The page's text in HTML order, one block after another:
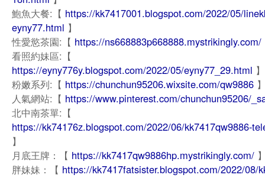
鮑魚大餐:【 https://kk7417001.blogspot.com/2022/05/
eyny77.html 】
性愛慾茶園:【 https://ns668883p668888.mystrikingly.com/
看照約妹區:【
https://eyny776y.blogspot.com/2022/05/eyny77_29.html 】
粉嫩系列:【 https://chunchun95206.wixsite.com/qw9886
人氣網站:【 https://www.pinterest.com/chunchun95206/
北中南茶單:【
https://kk74176z.blogspot.com/2022/06/kk7417qw9886-
】
月底王牌：【 https://kk7417qw9886hp.mystrikingly.com/
胖妹妹：【 https://kk7417fatsister.blogspot.com/2022/08/